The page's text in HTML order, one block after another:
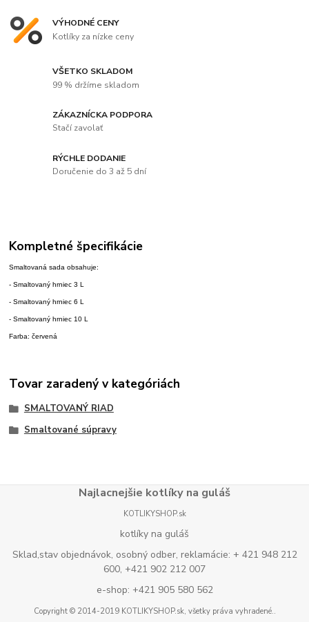
VÝHODNÉ CENY
Kotlíky za nízke ceny
VŠETKO SKLADOM
99 % držíme skladom
ZÁKAZNÍCKA PODPORA
Stačí zavolať
RÝCHLE DODANIE
Doručenie do 3 až 5 dní
Kompletné špecifikácie
Smaltovaná sada obsahuje:
- Smaltovaný hrniec 3 L
- Smaltovaný hrniec 6 L
- Smaltovaný hrniec 10 L
Farba: červená
Tovar zaradený v kategóriách
SMALTOVANÝ RIAD
Smaltované súpravy
Najlacnejšie kotlíky na guláš
KOTLIKYSHOP.sk
kotlíky na guláš
Sklad,stav objednávok, osobný odber, reklamácie: + 421 948 212
600, +421 902 212 007
e-shop: +421 905 580 562
Copyright © 2014-2019 KOTLIKYSHOP.sk, všetky práva vyhradené..